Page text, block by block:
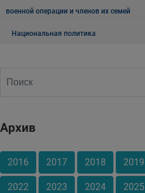
военной операции и членов их семей
Национальная политика
Архив
2016 2017 2018 2019
2022 2023 2024 2025